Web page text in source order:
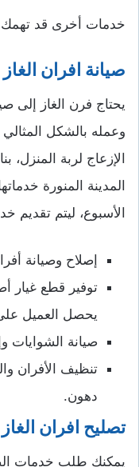
خدمات أخرى قد
صيانة افران
يحتاج فرن الغاز إلى
وعمله بالشكل
الإزعاج لربة
الأسبوع، ليتم تقديم
إصلاح وصيانة
توفير قطع غيار
يحصل العميل
صيانة الشوايات
تنظيف الأفران
دهون.
تصليح افران الغاز
يمكنك طلب خدمات